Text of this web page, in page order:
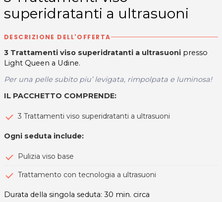
superidratanti a ultrasuoni
DESCRIZIONE DELL'OFFERTA
3 Trattamenti viso superidratanti a ultrasuoni presso
Light Queen a Udine.
Per una pelle subito piu’ levigata, rimpolpata e luminosa!
IL PACCHETTO COMPRENDE:
3 Trattamenti viso superidratanti a ultrasuoni
Ogni seduta include:
Pulizia viso base
Trattamento con tecnologia a ultrasuoni
Durata della singola seduta: 30 min. circa